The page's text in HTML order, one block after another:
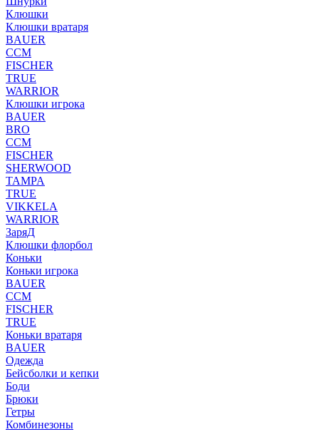
Клюшки
Клюшки вратаря
BAUER
CCM
FISCHER
TRUE
WARRIOR
Клюшки игрока
BAUER
BRO
CCM
FISCHER
SHERWOOD
TAMPA
TRUE
VIKKELA
WARRIOR
ЗаряД
Клюшки флорбол
Коньки
Коньки игрока
BAUER
CCM
FISCHER
TRUE
Коньки вратаря
BAUER
Одежда
Бейсболки и кепки
Боди
Брюки
Гетры
Комбинезоны